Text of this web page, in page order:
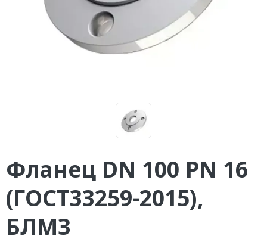
Фланец DN 100 PN 16
(ГОСТ33259-2015),
БЛМЗ